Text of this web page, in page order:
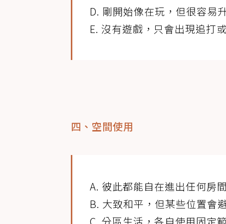
D. 剛開始像在玩，但很容易
E. 沒有遊戲，只會出現追打
四、空間使用
A. 彼此都能自在進出任何房間
B. 大致和平，但某些位置會